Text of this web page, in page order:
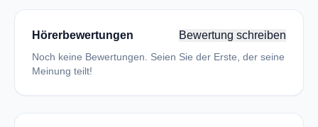
Hörerbewertungen Bewertung schreiben
Noch keine Bewertungen. Seien Sie der Erste, der seine
Meinung teilt!